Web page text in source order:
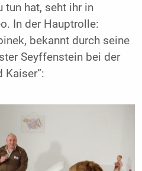
tun hat, seht ihr in
In der Hauptrolle:
bekannt durch seine
Seyffenstein bei der
Kaiser”: